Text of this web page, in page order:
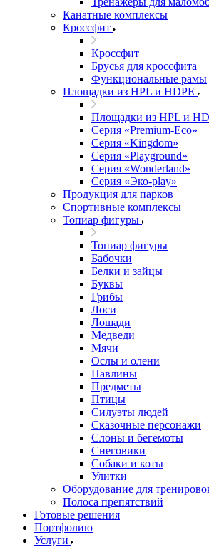
Канатные комплексы
Кроссфит
Кроссфит
Брусья для кроссфита
Функциональные рамы
Площадки из HPL и HDPE
Площадки из HPL и
Серия «Premium-Eco»
Серия «Kingdom»
Серия «Playground»
Серия «Wonderland»
Серия «Эко-play»
Продукция для парков
Спортивные комплексы
Топиар фигуры
Топиар фигуры
Бабочки
Белки и зайцы
Буквы
Грибы
Лоси
Лошади
Медведи
Мячи
Ослы и олени
Павлины
Предметы
Птицы
Силуэты людей
Сказочные персонажи
Слоны и бегемоты
Снеговики
Собаки и коты
Улитки
Оборудование для
Полоса препятствий
Готовые решения
Портфолию
Услуги